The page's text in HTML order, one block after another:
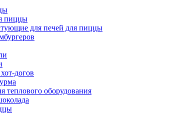
пиццы
для печей для пиццы
догов
теплового оборудования